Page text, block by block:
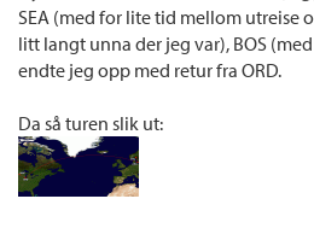
SEA (med for lite tid mellom utreise
litt langt unna der jeg var), BOS
endte jeg opp med retur fra ORD.
Da så turen slik ut: